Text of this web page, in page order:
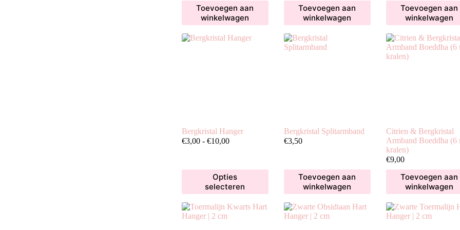
Toevoegen aan
winkelwagen
Toevoegen aan
winkelwagen
Toevoegen aan
winkelwagen
Bergkristal Hanger
€3,00 - €10,00Prijsklasse:
€10,00
Opties
selecteren
heeft
meerdere
variaties.
Deze
Bergkristal Splitarmband
€3,50
Toevoegen aan
winkelwagen
Citrien & Bergkristal
Armband Boeddha (6
kralen)
€9,00
Toevoegen aan
winkelwagen